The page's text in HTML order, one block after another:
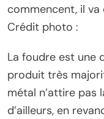
commencent, il
Crédit photo :
La foudre est une
produit très
métal n’attire pas
d’ailleurs, en